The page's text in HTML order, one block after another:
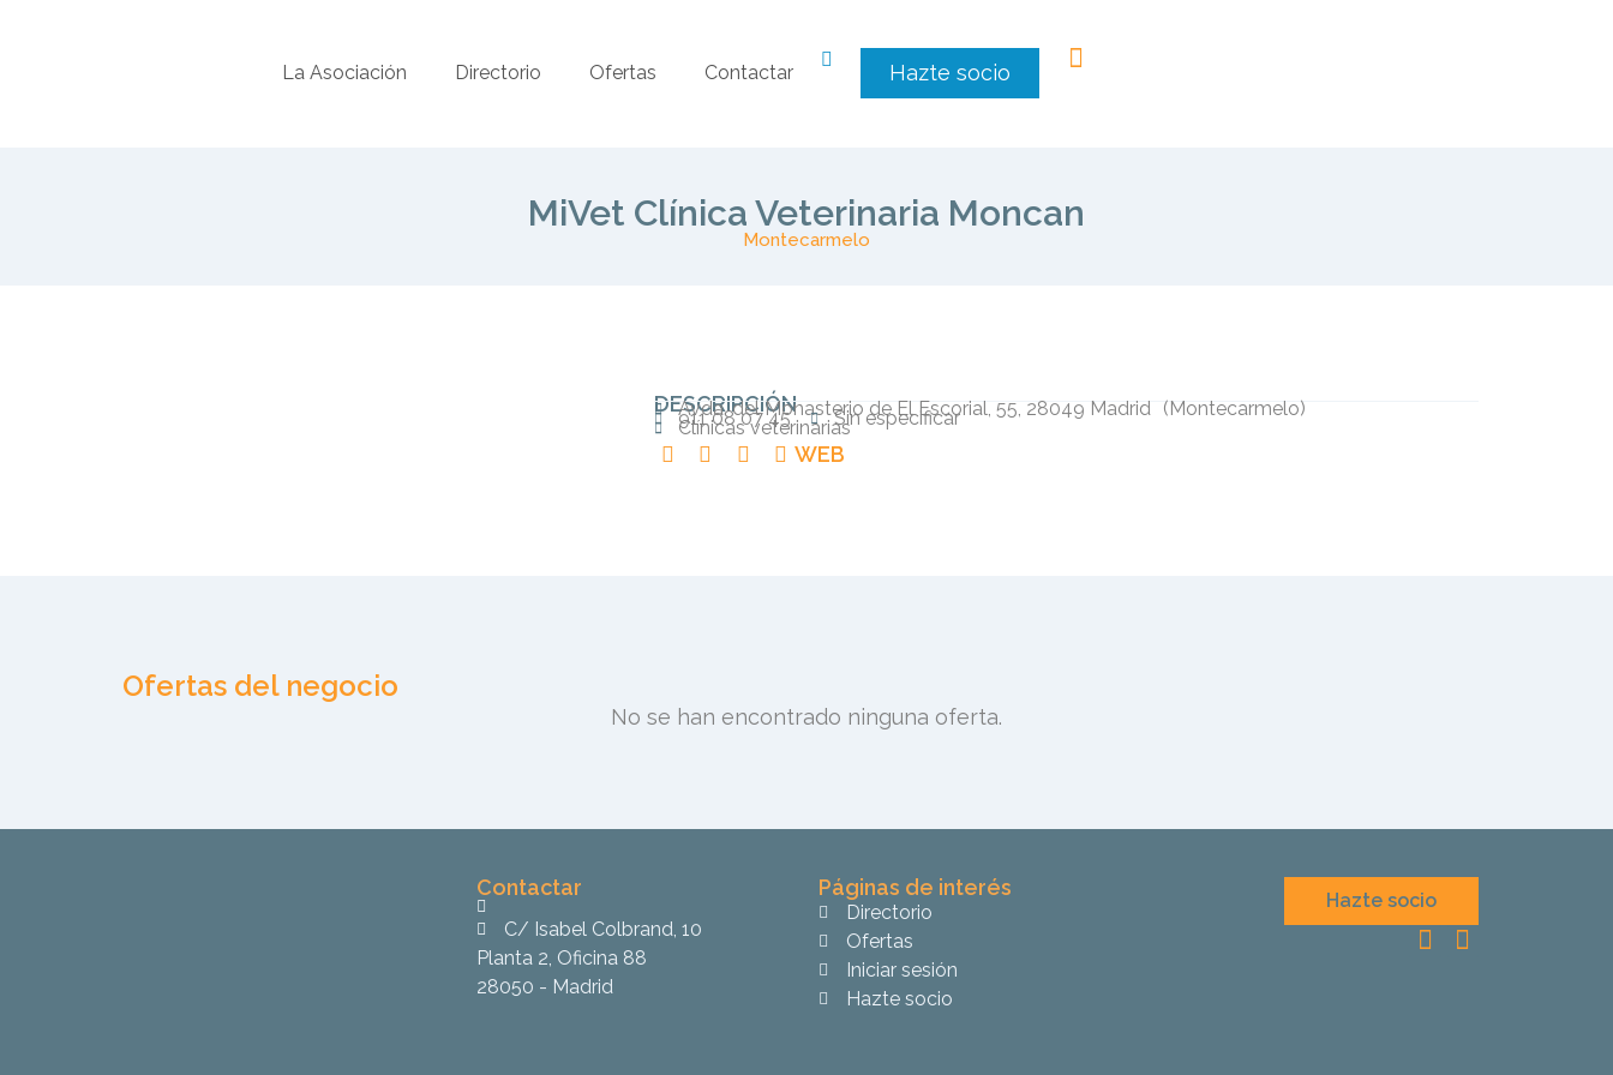
La Asociación Directorio Ofertas Contactar Hazte socio
MiVet Clínica Veterinaria Moncan
Montecarmelo
DESCRIPCIÓN
Avda. del Monasterio de El Escorial, 55, 28049 Madrid (Montecarmelo)
911 08 07 45 Sin especificar
Clínicas veterinarias
WEB
Ofertas del negocio
No se han encontrado ninguna oferta.
Contactar
C/ Isabel Colbrand, 10
Planta 2, Oficina 88
28050 - Madrid
Páginas de interés
Directorio
Ofertas
Iniciar sesión
Hazte socio
Hazte socio